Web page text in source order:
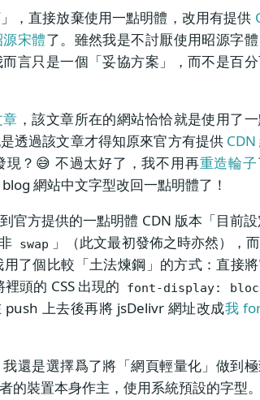
，直接放棄使用一點明體，改用有提供
源宋體了。雖然我是不討厭使用昭源字
言只是一個「妥協方案」，而不是百
，該文章所在的網站恰恰就是使用了
透過該文章才得知原來官方有提供
現？😅 不過太好了，我不用再重造輪子
網站中文字型改回一點明體了！
官方提供的一點明體 CDN 版本「目前
swap
」（此文最初發佈之時亦然），
了個比較「土法煉鋼」的方式：直接
頭的 CSS 出現的
font-display:
push 上去後再將 jsDelivr 網址改成我
還是選擇爲了將「網頁輕量化」做到
的裝置本身作主，使用系統預設的字型。